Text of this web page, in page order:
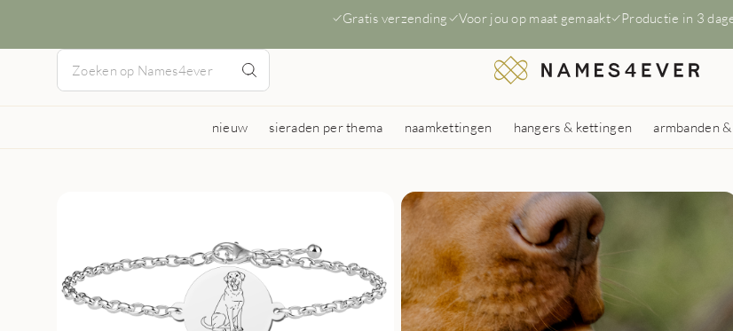
Gratis verzending Voor jou op maat gemaakt Productie in 3
nieuw sieraden per thema naamkettingen hangers & kettingen armbanden